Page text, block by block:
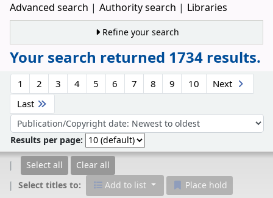
Advanced search Authority search Libraries
Refine your search
Your search returned 1734 results.
1 2 3 4 5 6 7 8 9 10
Next
Last
Sort by:
Results per page:
Select all
Clear all
Select titles to:
Add to list Place hold